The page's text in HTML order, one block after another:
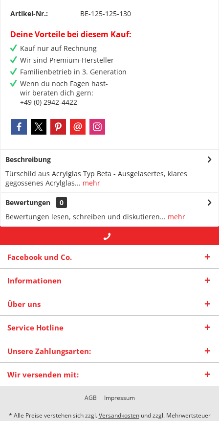
Artikel-Nr.: BE-125-125-130
Deine Vorteile bei diesem Kauf:
Kauf nur auf Rechnung
Wir sind Premium-Hersteller
Familienbetrieb in 3. Generation
Wenn du noch Fagen hast-
wir beraten dich gern:
+49 (0) 2942-4422
Beschreibung
Türschild aus Acrylglas Typ Beta - Ausgelasertes, klares
gegossenes Acrylglas... mehr
Bewertungen
0
Bewertungen lesen, schreiben und diskutieren... mehr
Facebook und Co.
Informationen
Über uns
Service Hotline
Unsere Zahlungsarten:
Wir versenden mit:
AGB Impressum
* Alle Preise verstehen sich zzgl.Versandkostenund zzgl. Mehrwertsteuer